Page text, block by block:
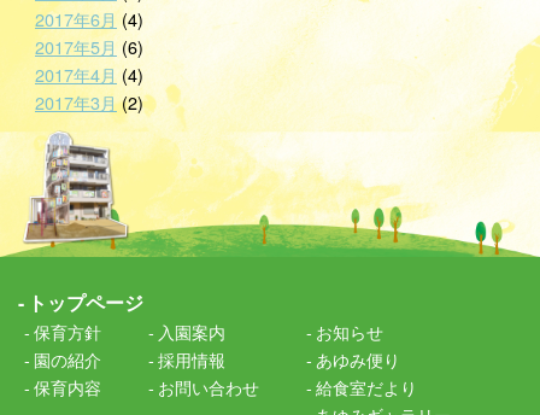
2017年6月 (4)
2017年5月 (6)
2017年4月 (4)
2017年3月(2)
トップページ
保育方針
園の紹介
保育内容
入園案内
採用情報
お問い合わせ
お知らせ
あゆみ便り
給食室だより